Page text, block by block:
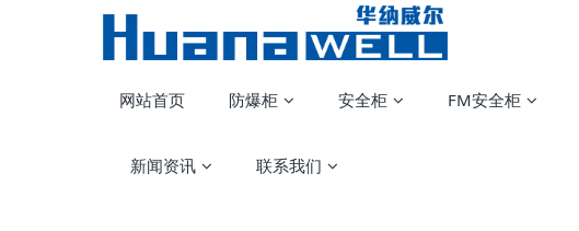
网站首页 防爆柜 安全柜 FM安全柜
新闻资讯 联系我们